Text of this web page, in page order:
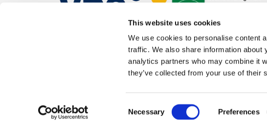
This website uses cookies
We use cookies to personalise content
traffic. We also share information
analytics partners who may combine it
they’ve collected from your use of their
Selection
Necessary Preferences